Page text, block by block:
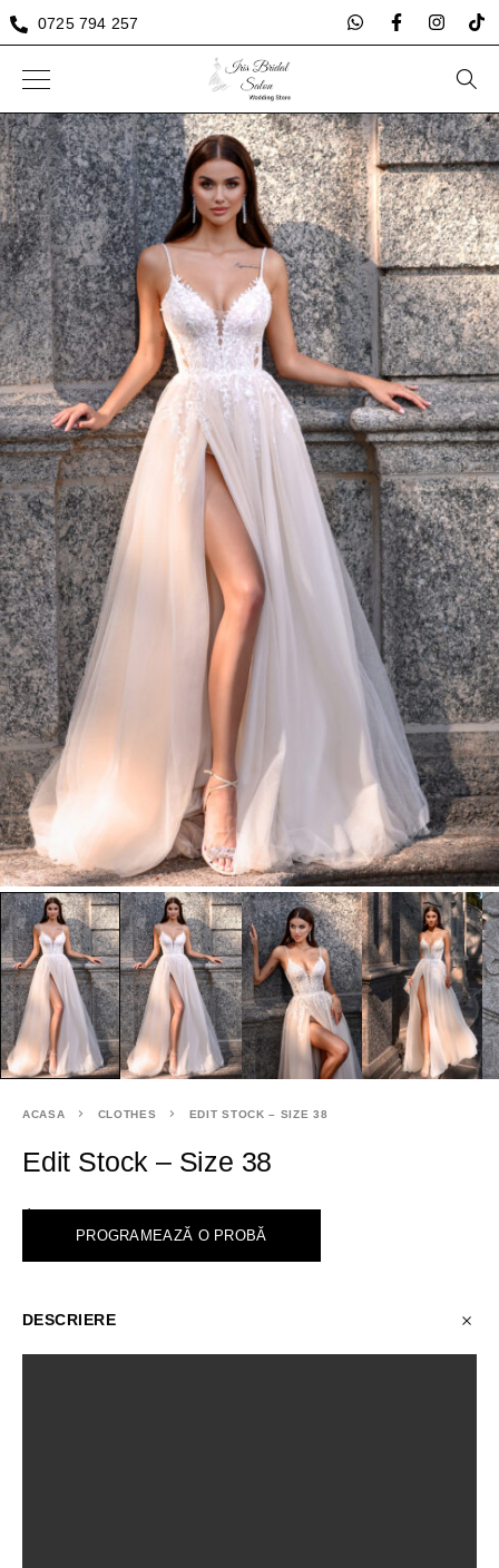
0725 794 257
ACASA CLOTHES EDIT STOCK – SIZE 38
Edit Stock – Size 38
<
PROGRAMEAZĂ O PROBĂ
DESCRIERE